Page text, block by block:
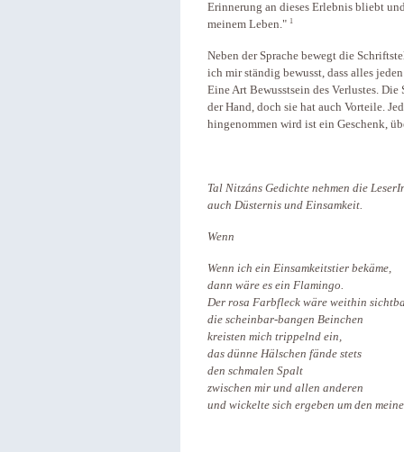
Erinnerung an dieses Erlebnis bliebt
meinem Leben." 1
Neben der Sprache bewegt die
ich mir ständig bewusst, dass alles
Eine Art Bewusstsein des Verlustes.
der Hand, doch sie hat auch Vorteile.
hingenommen wird ist ein Geschenk,
Tal Nitzáns Gedichte nehmen die
auch Düsternis und Einsamkeit.
Wenn
Wenn ich ein Einsamkeitstier bekäme,
dann wäre es ein Flamingo.
Der rosa Farbfleck wäre weithin
die scheinbar-bangen Beinchen
kreisten mich trippelnd ein,
das dünne Hälschen fände stets
den schmalen Spalt
zwischen mir und allen anderen
und wickelte sich ergeben um den